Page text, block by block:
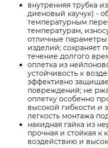
внутренняя трубка
диеновый каучук) -
температурным
температурам,
отличные параметры
изделий; сохраняет
течение долгого
оплетка из
устойчивость к
эффективно
повреждений; не
оплетку особенно
высокой гибкости и
легкость монтажа
накидная гайка из
прочная и стойкая к
воздействию и